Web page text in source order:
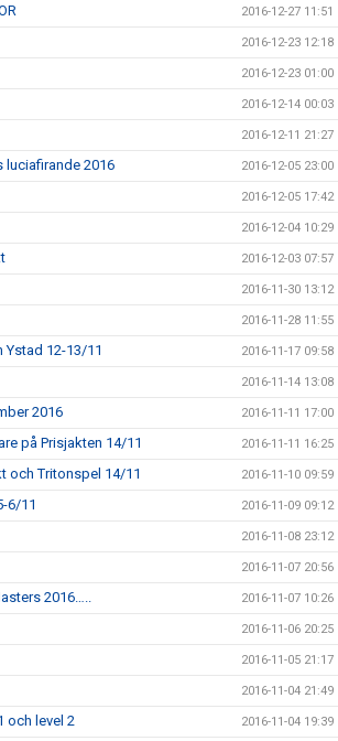
2016-12-27 11:51
2016-12-23 12:18
2016-12-23 01:00
2016-12-14 00:03
2016-12-11 21:27
luciafirande 2016 2016-12-05 23:00
2016-12-05 17:42
2016-12-04 10:29
2016-12-03 07:57
2016-11-30 13:12
2016-11-28 11:55
Ystad 12-13/11 2016-11-17 09:58
2016-11-14 13:08
2016 2016-11-11 17:00
på Prisjakten 14/11 2016-11-11 16:25
och Tritonspel 14/11 2016-11-10 09:59
6/11 2016-11-09 09:12
2016-11-08 23:12
2016-11-07 20:56
2016….. 2016-11-07 10:26
2016-11-06 20:25
2016-11-05 21:17
2016-11-04 21:49
och level 2 2016-11-04 19:39